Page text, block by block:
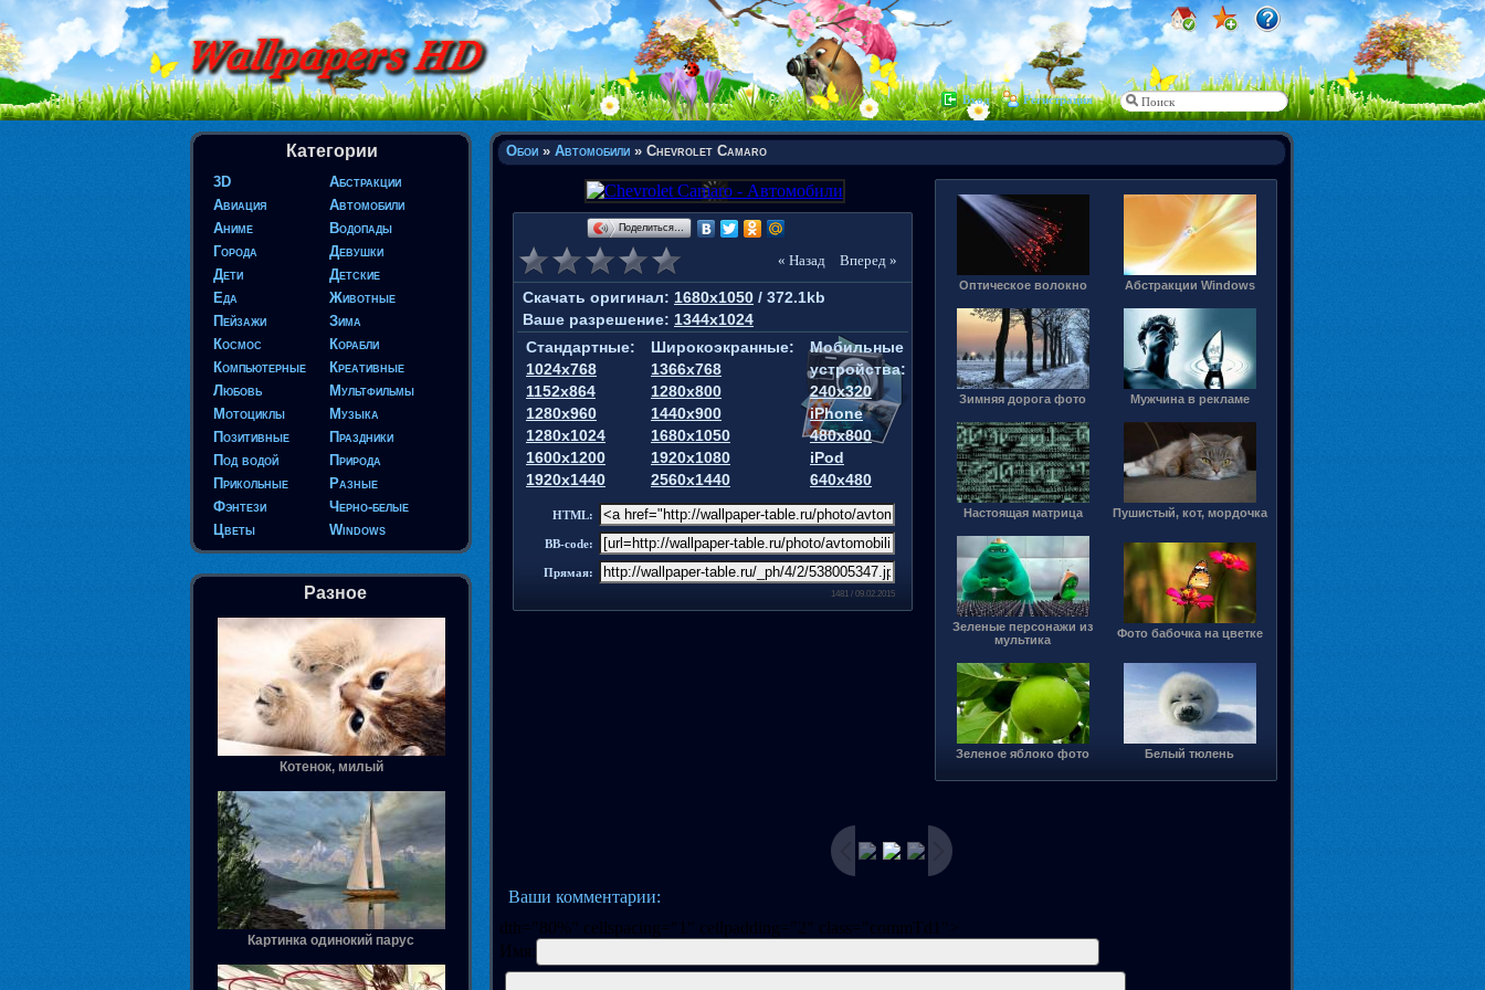
Вход Регистрация
Категории
3D
Абстракции
Авиация
Автомобили
Аниме
Водопады
Города
Девушки
Дети
Детские
Еда
Животные
Пейзажи
Зима
Космос
Корабли
Компьютерные
Креативные
Любовь
Мультфильмы
Мотоциклы
Музыка
Позитивные
Праздники
Под водой
Природа
Прикольные
Разные
Фэнтези
Черно-белые
Цветы
Windows
Разное
Котенок, милый
Картинка одинокий парус
Обои » Автомобили » Chevrolet Camaro
Поделиться…
« Назад Вперед »
Скачать оригинал: 1680x1050 / 372.1kb
Ваше разрешение: 1344x1024
Стандартные:
1024x768
1152x864
1280x960
1280x1024
1600x1200
1920x1440
Широкоэкранные:
1366x768
1280x800
1440x900
1680x1050
1920x1080
2560x1440
Мобильные
устройства:
240x320
iPhone
480x800
iPod
640x480
HTML:
BB-code:
Прямая:
1481 / 09.02.2015
Оптическое волокно Абстракции Windows
Зимняя дорога фото Мужчина в рекламе
Настоящая матрица Пушистый, кот, мордочка
Зеленые персонажи из
мультика
Фото бабочка на цветке
Зеленое яблоко фото Белый тюлень
Ваши комментарии:
dth="80%" cellspacing="1" cellpadding="2" class="commTd1">
Имя: